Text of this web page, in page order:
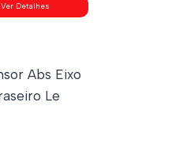
Ver Detalhes